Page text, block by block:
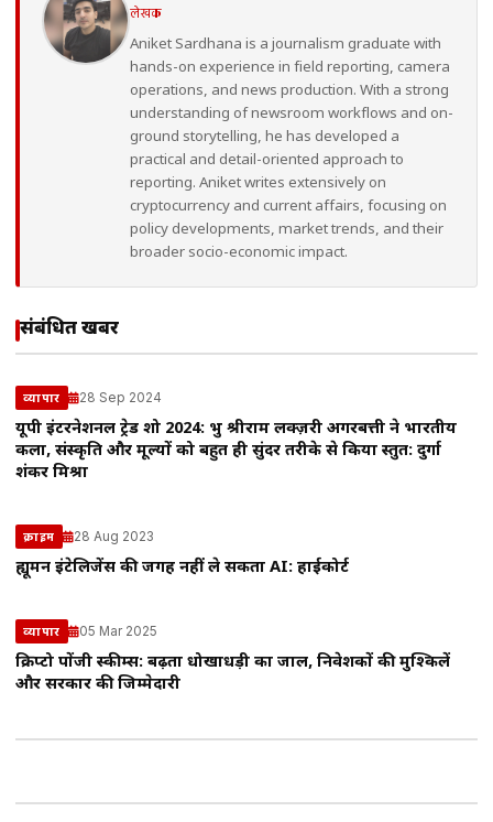
लेखक
Aniket Sardhana is a journalism graduate with
hands-on experience in field reporting, camera
operations, and news production. With a strong
understanding of newsroom workflows and on-
ground storytelling, he has developed a
practical and detail-oriented approach to
reporting. Aniket writes extensively on
cryptocurrency and current affairs, focusing on
policy developments, market trends, and their
broader socio-economic impact.
संबंधित खबरें
व्यापार 28 Sep 2024
यूपी इंटरनेशनल ट्रेड शो 2024: प्रभु श्रीराम लक्ज़री अगरबत्ती ने भारतीय
कला, संस्कृति और मूल्यों को बहुत ही सुंदर तरीके से किया प्रस्तुत: दुर्गा
शंकर मिश्रा
क्राइम 28 Aug 2023
ह्यूमन इंटेलिजेंस की जगह नहीं ले सकता AI: हाईकोर्ट
व्यापार 05 Mar 2025
क्रिप्टो पोंजी स्कीम्स: बढ़ता धोखाधड़ी का जाल, निवेशकों की मुश्किलें
और सरकार की जिम्मेदारी